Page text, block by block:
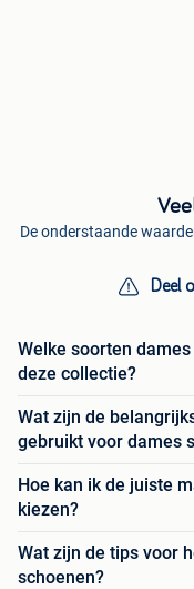
De onderstaande
Deel
Welke soorten
deze collectie?
Wat zijn de
gebruikt voor dames
Hoe kan ik de juiste
kiezen?
Wat zijn de tips voor
schoenen?